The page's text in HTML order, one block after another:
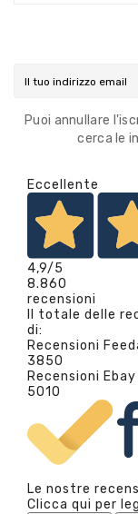
Puoi annullare
cerca le
Eccellente
4,9/5
8.860
recensioni
Il totale delle
di:
Recensioni
3850
Recensioni Ebay
5010
Le nostre
Clicca qui per